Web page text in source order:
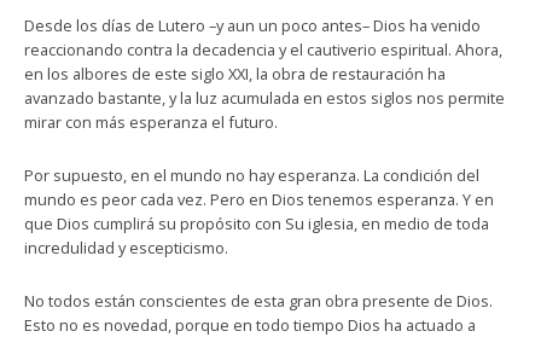
Desde los días de Lutero –y aun un poco antes– Dios ha venido
reaccionando contra la decadencia y el cautiverio espiritual. Ahora,
en los albores de este siglo XXI, la obra de restauración ha
avanzado bastante, y la luz acumulada en estos siglos nos permite
mirar con más esperanza el futuro.
Por supuesto, en el mundo no hay esperanza. La condición del
mundo es peor cada vez. Pero en Dios tenemos esperanza. Y en
que Dios cumplirá su propósito con Su iglesia, en medio de toda
incredulidad y escepticismo.
No todos están conscientes de esta gran obra presente de Dios.
Esto no es novedad, porque en todo tiempo Dios ha actuado a